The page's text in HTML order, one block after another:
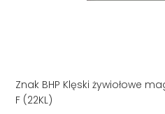
Znak BHP Klęski żywiołowe
F (22KL)